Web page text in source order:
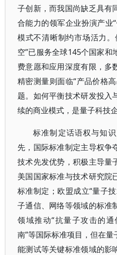
子创新，而我国尚缺乏具有
合能力的领军企业扮演产业
模式不清晰制约市场活力
空”已服务全球145个国家
费意愿和应用深度有限，多
精密测量则面临“产品价格
题。如何平衡技术研发投入
续的商业模式，是量子科技
标准制定话语权与知
先，国际标准制定主导权争
技术先发优势，积极主导量
美国国家标准与技术研究院
标准制定；欧盟成立“量子
子通信、网络等领域的标准
领域推动“抗量子攻击的
南”等国际标准项目，但在
能测试等关键标准领域的影